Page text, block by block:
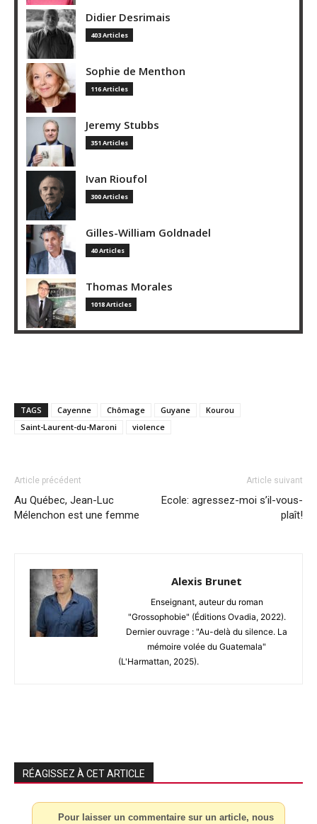
Didier Desrimais
403 Articles
Sophie de Menthon
116 Articles
Jeremy Stubbs
351 Articles
Ivan Rioufol
300 Articles
Gilles-William Goldnadel
40 Articles
Thomas Morales
1018 Articles
TAGS Cayenne Chômage Guyane
Kourou
Saint-Laurent-du-Maroni
violence
Article précédent
Au Québec, Jean-Luc
Mélenchon est une femme
Article suivant
Ecole: agressez-moi s’il-vous-
plaît!
Alexis Brunet
Enseignant, auteur du roman
"Grossophobie" (Éditions Ovadia, 2022).
Dernier ouvrage : "Au-delà du silence. La
mémoire volée du Guatemala"
(L'Harmattan, 2025).
RÉAGISSEZ À CET ARTICLE
Pour laisser un commentaire sur un article, nous